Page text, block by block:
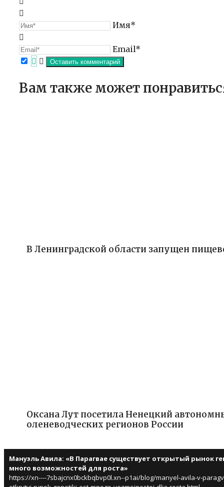
Имя*
Email*
Вам также может
В Ленинградской области запущен
Оксана Лут посетила Ненецкий
оленеводческих регионов России
Мануэль Авила: «В Парагвае существует открытый рынок
много возможностей для роста»
https://xn----7sbajcnx0bckbqbvp0l.xn--p1ai/blog/manyel-avila-v-